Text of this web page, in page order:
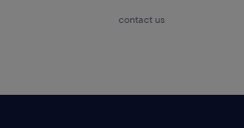
contact us